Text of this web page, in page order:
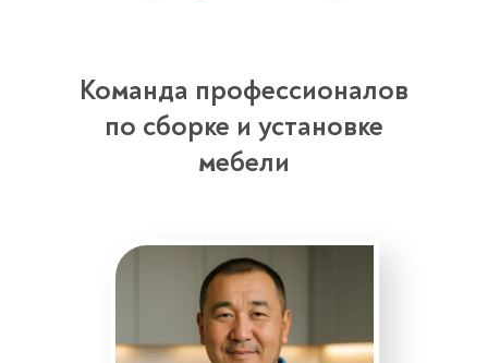
Команда профессионалов
по сборке и установке
мебели